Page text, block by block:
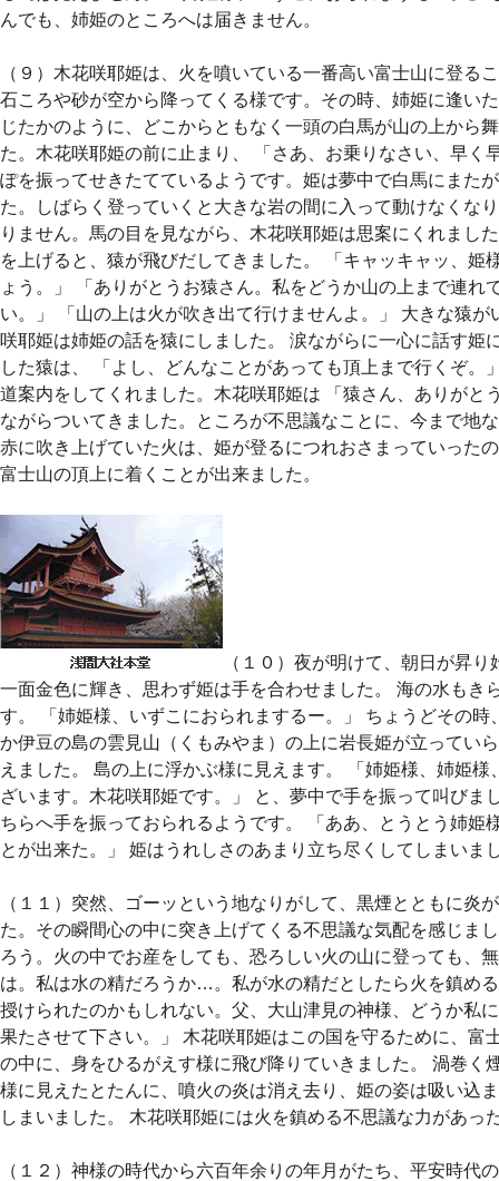
んでも、姉姫のところへは届きません。
（９）木花咲耶姫は、火を噴いている一番高い富士山に登る
石ころや砂が空から降ってくる様です。その時、姉姫に逢い
じたかのように、どこからともなく一頭の白馬が山の上から
た。木花咲耶姫の前に止まり、 「さあ、お乗りなさい、早く
ぽを振ってせきたてているようです。姫は夢中で白馬にまた
た。しばらく登っていくと大きな岩の間に入って動けなくな
りません。馬の目を見ながら、木花咲耶姫は思案にくれまし
を上げると、猿が飛びだしてきました。 「キャッキャッ、姫
ょう。」 「ありがとうお猿さん。私をどうか山の上まで連れ
い。」 「山の上は火が吹き出て行けませんよ。」 大きな猿が
咲耶姫は姉姫の話を猿にしました。 涙ながらに一心に話す姫
した猿は、 「よし、どんなことがあっても頂上まで行くぞ。
道案内をしてくれました。木花咲耶姫は 「猿さん、ありがと
ながらついてきました。ところが不思議なことに、今まで地
赤に吹き上げていた火は、姫が登るにつれおさまっていった
富士山の頂上に着くことが出来ました。
（１０）夜が明けて、朝日が昇
一面金色に輝き、思わず姫は手を合わせました。 海の水もき
す。 「姉姫様、いずこにおられまするー。」 ちょうどその時
か伊豆の島の雲見山（くもみやま）の上に岩長姫が立ってい
えました。 島の上に浮かぶ様に見えます。 「姉姫様、姉姫様
ざいます。木花咲耶姫です。」 と、夢中で手を振って叫びま
ちらへ手を振っておられるようです。 「ああ、とうとう姉姫
とが出来た。」 姫はうれしさのあまり立ち尽くしてしまいま
（１１）突然、ゴーッという地なりがして、黒煙とともに炎
た。その瞬間心の中に突き上げてくる不思議な気配を感じま
ろう。火の中でお産をしても、恐ろしい火の山に登っても、
は。私は水の精だろうか…。私が水の精だとしたら火を鎮め
授けられたのかもしれない。父、大山津見の神様、どうか私
果たさせて下さい。」 木花咲耶姫はこの国を守るために、富
の中に、身をひるがえす様に飛び降りていきました。 渦巻く
様に見えたとたんに、噴火の炎は消え去り、姫の姿は吸い込
しまいました。 木花咲耶姫には火を鎮める不思議な力があっ
（１２）神様の時代から六百年余りの年月がたち、平安時代